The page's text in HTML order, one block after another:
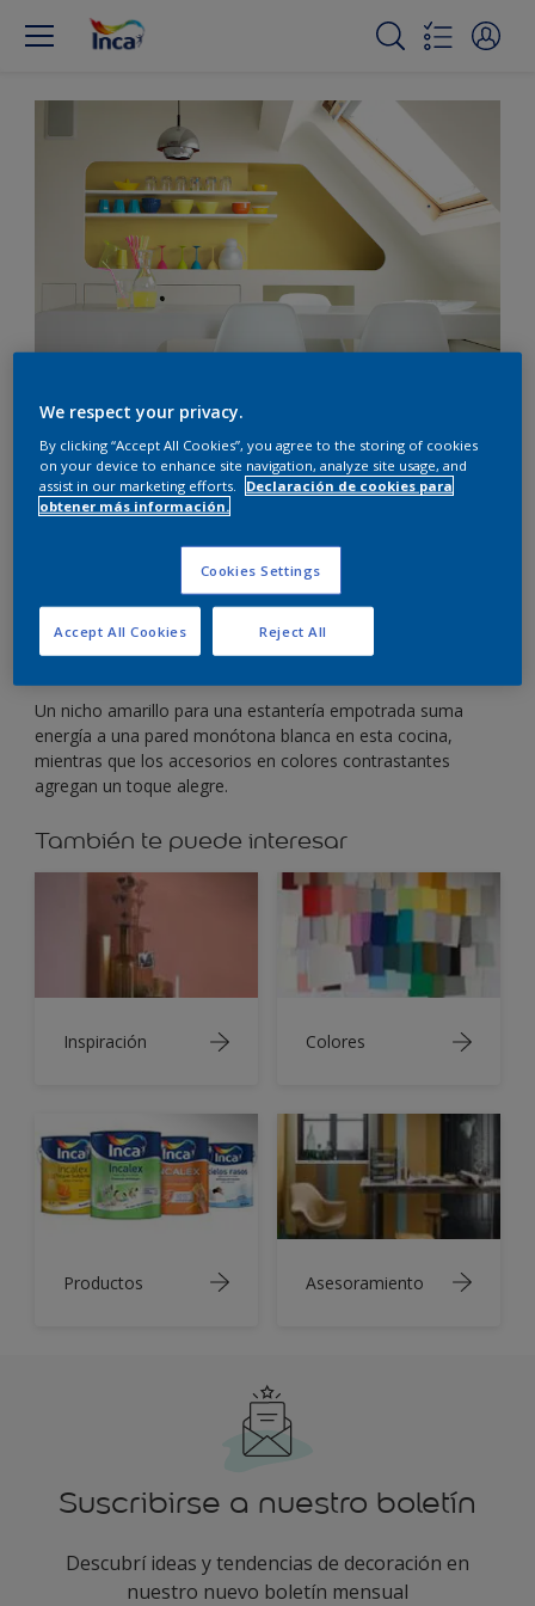
Marcá tendencia con
amarillo cítrico
con colores contrastantes.
Un nicho amarillo para una estantería empotrada suma
energía a una pared monótona blanca en esta cocina,
mientras que los accesorios en colores contrastantes
agregan un toque alegre.
También te puede interesar
Inspiración Colores
Productos Asesoramiento
Suscribirse a nuestro boletín
Descubrí ideas y tendencias de decoración en
nuestro nuevo boletín mensual
We respect your privacy.
By clicking “Accept All Cookies”, you agree to the storing of cookies
on your device to enhance site navigation, analyze site usage, and
assist in our marketing efforts.
Declaración de cookies para
obtener más información.
Cookies Settings
Reject All
Accept All Cookies